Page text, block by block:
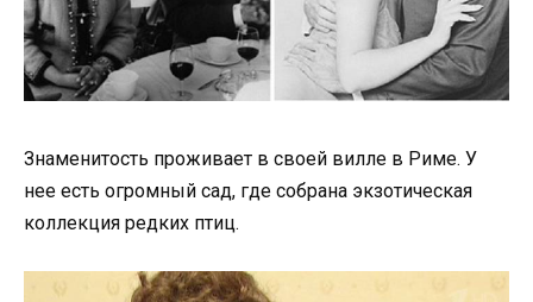
Знаменитость проживает в своей вилле в Риме. У
нее есть огромный сад, где собрана экзотическая
коллекция редких птиц.